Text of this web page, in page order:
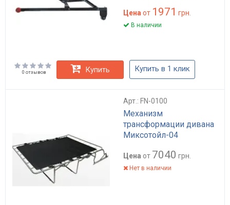
Цена от 1971 грн.
В наличии
0 отзывов Купить Купить в 1 клик
Арт.: FN-0100
Механизм
трансформации дивана
Миксотойл-04
Цена от 7040 грн.
Нет в наличии